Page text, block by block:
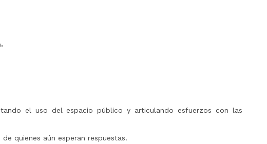
el uso del espacio público y articulando esfuerzos con las
quienes aún esperan respuestas.